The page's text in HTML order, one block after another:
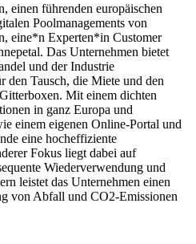
einen führenden europäischen
Poolmanagements von
eine*n Experten*in Customer
Das Unternehmen bietet
und der Industrie
den Tausch, die Miete und den
Mit einem dichten
in ganz Europa und
einem eigenen Online-Portal und
eine hocheffiziente
Fokus liegt dabei auf
Wiederverwendung und
leistet das Unternehmen einen
von Abfall und CO2-Emissionen